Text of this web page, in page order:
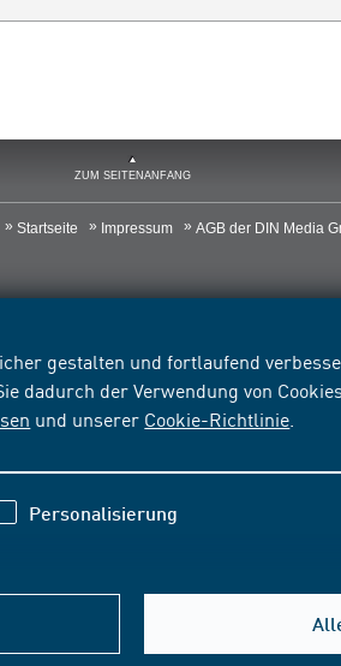
gestalten und fortlaufend
dadurch der Verwendung von
und unserer Cookie-Richtlinie
Personalisierung
ZUM SEITENANFANG
Startseite Impressum AGB der DIN Media